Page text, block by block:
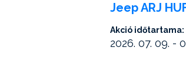
Jeep ARJ
Akció időtartama:
2026. 07. 09. -